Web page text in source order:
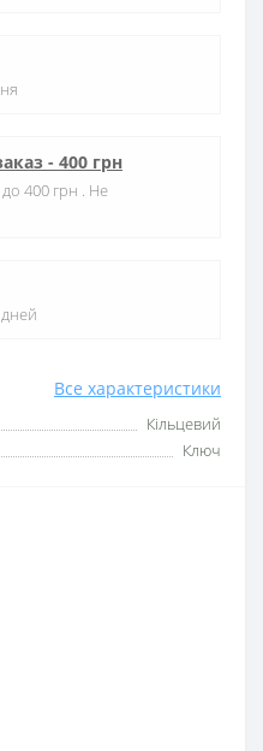
Все характеристики
Кільцевий
Ключ
- 400 грн
400 грн . Не